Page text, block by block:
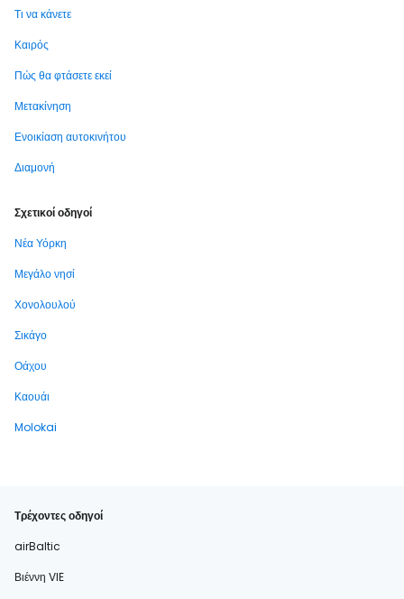
Τι να κάνετε
Καιρός
Πώς θα φτάσετε εκεί
Μετακίνηση
Ενοικίαση αυτοκινήτου
Διαμονή
Σχετικοί οδηγοί
Νέα Υόρκη
Μεγάλο νησί
Χονολουλού
Σικάγο
Οάχου
Καουάι
Molokai
Τρέχοντες οδηγοί
airBaltic
Βιέννη VIE